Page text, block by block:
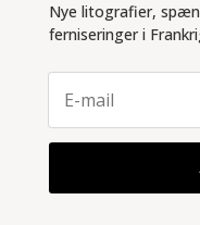
Nye litografier,
ferniseringer i